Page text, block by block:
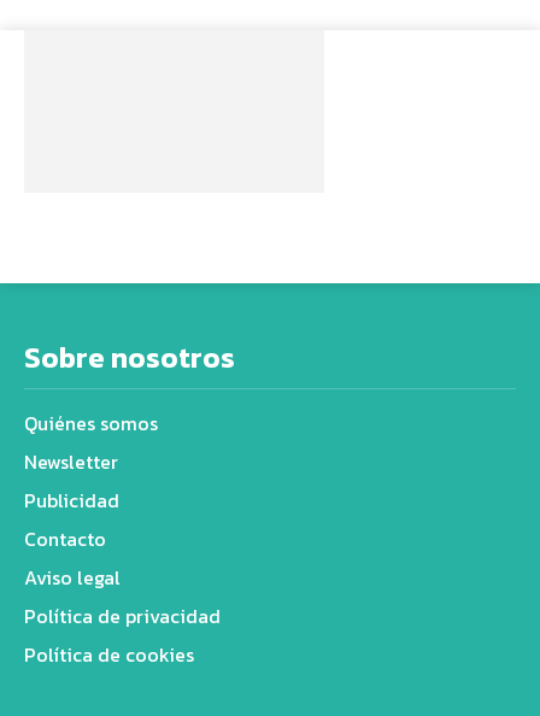
Sobre nosotros
Quiénes somos
Newsletter
Publicidad
Contacto
Aviso legal
Política de privacidad
Política de cookies